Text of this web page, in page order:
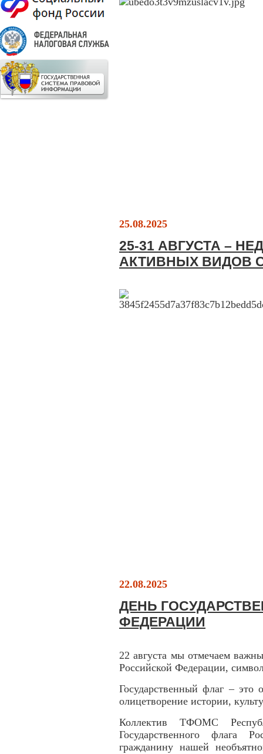
25.08.2025
25-31 АВГУСТА –
АКТИВНЫХ ВИДОВ
22.08.2025
ДЕНЬ
ФЕДЕРАЦИИ
22 августа мы отмечаем
Российской Федерации,
Государственный флаг –
олицетворение истории,
Коллектив ТФОМС
Государственного флага
гражданину нашей